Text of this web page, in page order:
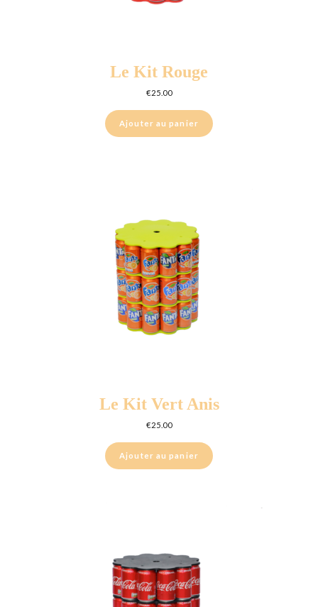
Le Kit Rouge
€25.00
Ajouter au panier
Le Kit Vert Anis
€25.00
Ajouter au panier